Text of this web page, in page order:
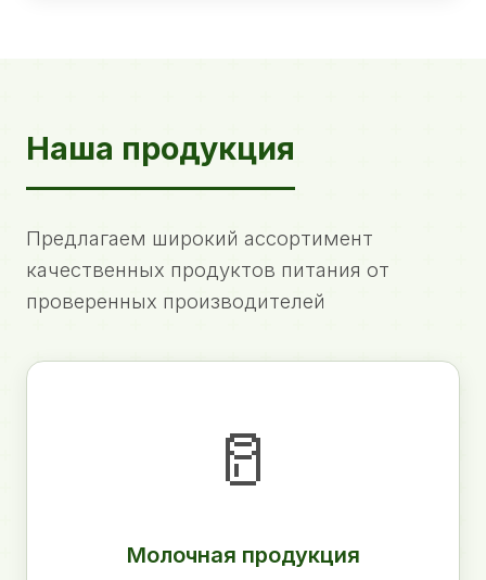
Наша продукция
Предлагаем широкий ассортимент
качественных продуктов питания от
проверенных производителей
🥛
Молочная продукция